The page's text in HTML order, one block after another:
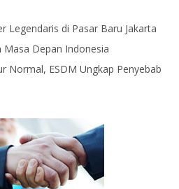
Legendaris di Pasar Baru Jakarta
Depan Indonesia
Normal, ESDM Ungkap Penyebab